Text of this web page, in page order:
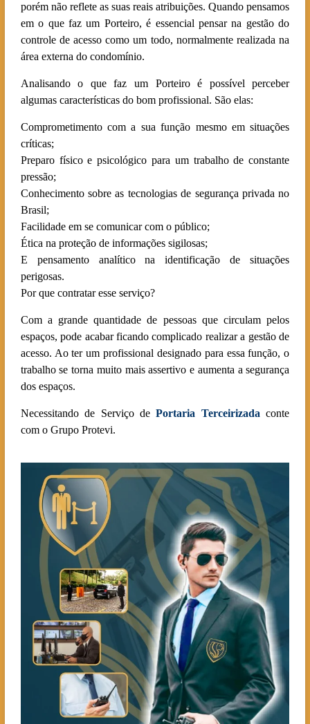
porém não reflete as suas reais atribuições. Quando pensamos
em o que faz um Porteiro, é essencial pensar na gestão do
controle de acesso como um todo, normalmente realizada na
área externa do condomínio.
Analisando o que faz um Porteiro é possível perceber
algumas características do bom profissional. São elas:
Comprometimento com a sua função mesmo em situações
críticas;
Preparo físico e psicológico para um trabalho de constante
pressão;
Conhecimento sobre as tecnologias de segurança privada no
Brasil;
Facilidade em se comunicar com o público;
Ética na proteção de informações sigilosas;
E pensamento analítico na identificação de situações
perigosas.
Por que contratar esse serviço?
Com a grande quantidade de pessoas que circulam pelos
espaços, pode acabar ficando complicado realizar a gestão de
acesso. Ao ter um profissional designado para essa função, o
trabalho se torna muito mais assertivo e aumenta a segurança
dos espaços.
Necessitando de Serviço de Portaria Terceirizadaconte
com o Grupo Protevi.